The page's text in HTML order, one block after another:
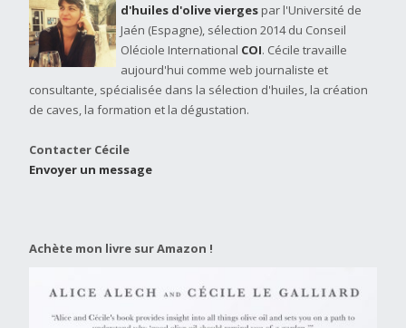
d'huiles d'olive vierges par l'Université de
Jaén (Espagne), sélection 2014 du Conseil
Oléciole International COI. Cécile travaille
aujourd'hui comme web journaliste et
consultante, spécialisée dans la sélection d'huiles, la création
de caves, la formation et la dégustation.
Contacter Cécile
Envoyer un message
Achète mon livre sur Amazon !